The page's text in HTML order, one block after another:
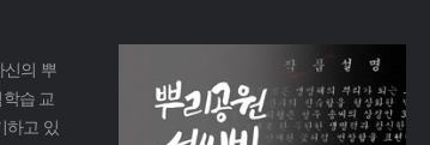
신의 뿌
습 교
하고 있